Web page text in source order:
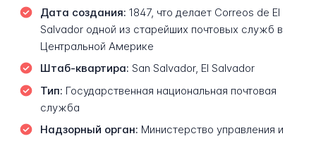
Дата создания: 1847, что делает Correos de El
Salvador одной из старейших почтовых служб в
Центральной Америке
Штаб-квартира: San Salvador, El Salvador
Тип: Государственная национальная почтовая
служба
Надзорный орган: Министерство управления и